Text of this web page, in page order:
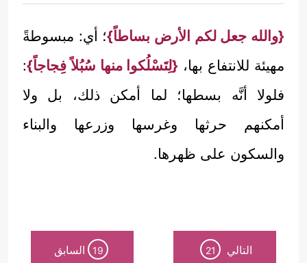
{والله جعل لكم الأرض بساطاً}؛ أي: مبسوطةً
مهيئة للانتفاع بها، {لِتَسْلُكوا منها سُبُلاً فِجاجاً}:
فلولا أنَّه بسطها؛ لما أمكن ذلك، بل ولا
أمكنهم حرثها وغرسها وزرعها والبناء
والسكون على ظهرها.
التالي 21
19 السابق